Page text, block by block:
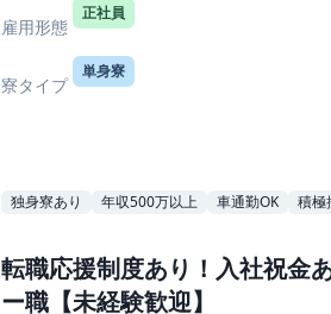
雇用形態
正社員
寮タイプ
単身寮
独身寮あり 年収500万以上 車通勤OK 積極
転職応援制度あり！入社祝
ー職【未経験歓迎】